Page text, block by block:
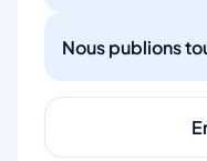
Nous publions